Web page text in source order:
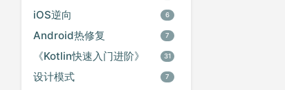
iOS逆向 6
Android热修复 7
《Kotlin快速入门进阶》 31
设计模式 7